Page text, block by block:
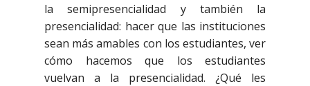
la semipresencialidad y también la
presencialidad: hacer que las instituciones
sean más amables con los estudiantes, ver
cómo hacemos que los estudiantes
vuelvan a la presencialidad. ¿Qué les